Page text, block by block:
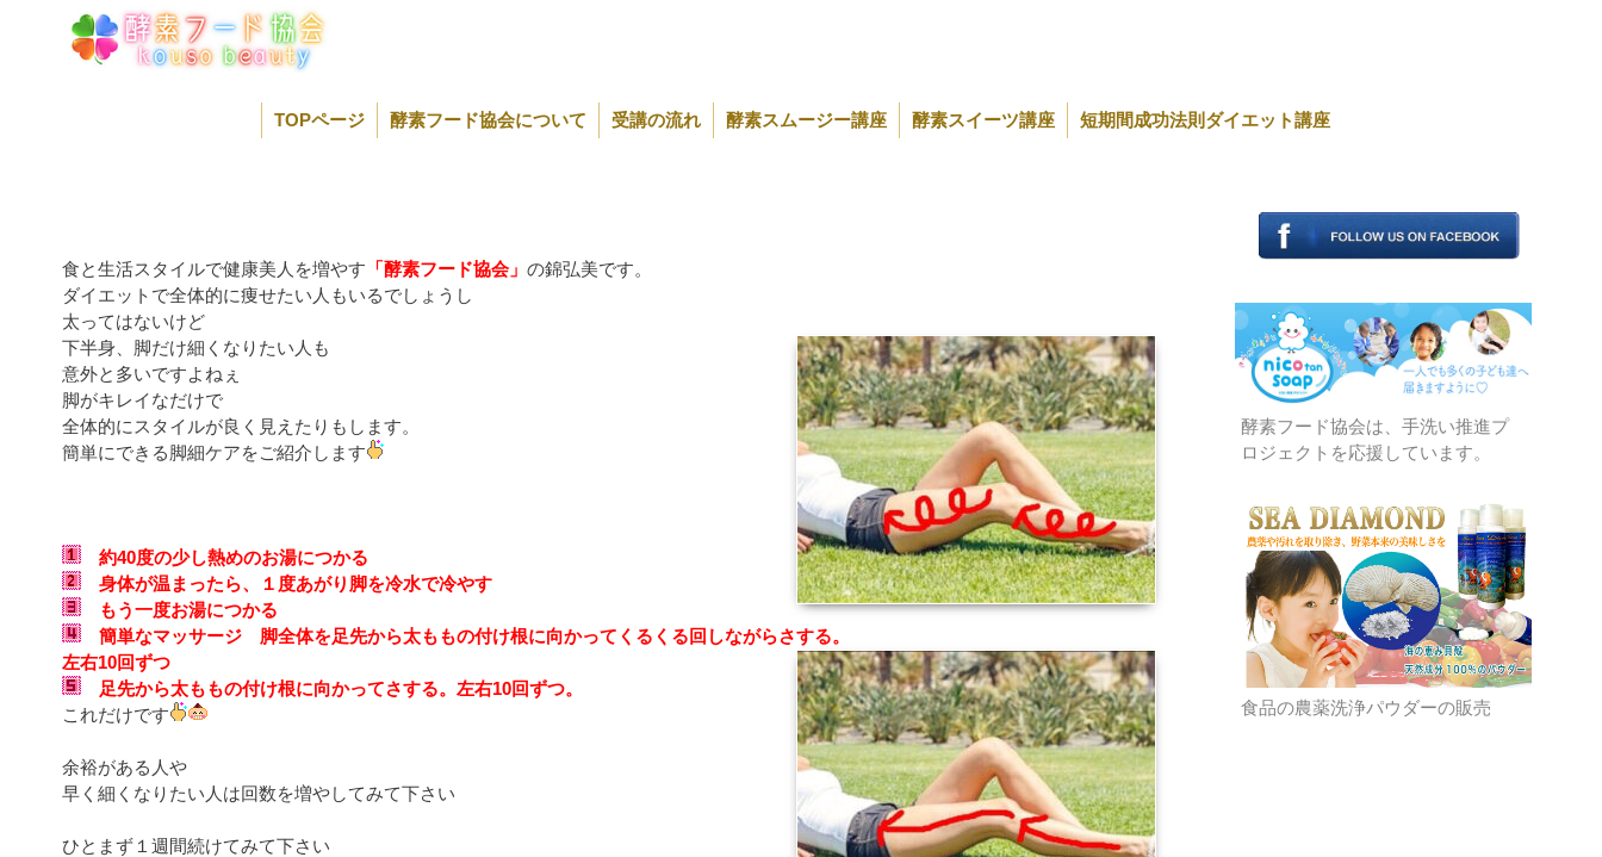
TOPページ 酵素フード協会について 受講の流れ 酵素スムージー講座 酵素スイーツ講座 短期間成功法則ダイエット講座
食と生活スタイルで健康美人を増やす 「酵素フード協会」 の錦弘美です。
ダイエットで全体的に痩せたい人もいるでしょうし
太ってはないけど
下半身、脚だけ細くなりたい人も
意外と多いですよねぇ
脚がキレイなだけで
全体的にスタイルが良く見えたりもします。
簡単にできる脚細ケアをご紹介します
約40度の少し熱めのお湯につかる
身体が温まったら、１度あがり脚を冷水で冷やす
もう一度お湯につかる
簡単なマッサージ 脚全体を足先から太ももの付け根に向かってくるくる回しながらさする。
左右10回ずつ
足先から太ももの付け根に向かってさする。左右10回ずつ。
これだけです
余裕がある人や
早く細くなりたい人は回数を増やしてみて下さい
ひとまず１週間続けてみて下さい
酵素フード協会は、手洗い推進プ
ロジェクトを応援しています。
食品の農薬洗浄パウダーの販売